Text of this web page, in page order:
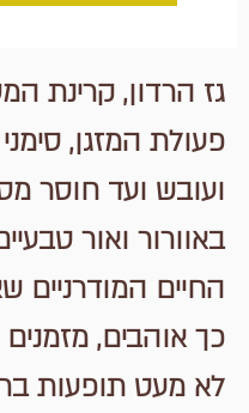
גז הרדון, קרינת
פעולת המזגן,
ועובש ועד חוסר
באוורור ואור
החיים המודרניים
כך אוהבים,
לא מעט תופעות